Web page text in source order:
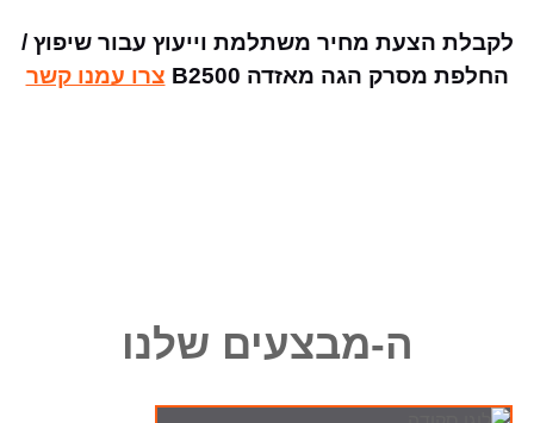
לקבלת הצעת מחיר משתלמת וייעוץ עבור שיפוץ /
החלפת מסרק הגה מאזדה B2500
צרו עמנו קשר
ה-מבצעים שלנו